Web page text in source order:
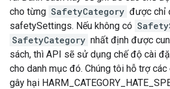
cho từng SafetyCategory được chỉ
safetySettings. Nếu không có
SafetyCategory nhất định được
sách, thì API sẽ sử dụng chế độ cài
cho danh mục đó. Chúng tôi hỗ trợ
gây hại